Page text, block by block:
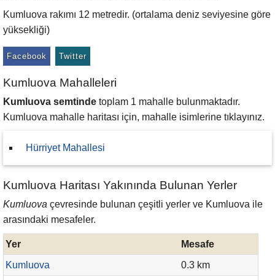
Kumluova rakımı 12 metredir. (ortalama deniz seviyesine göre
yüksekliği)
Facebook Twitter
Kumluova Mahalleleri
Kumluova semtinde toplam 1 mahalle bulunmaktadır.
Kumluova mahalle haritası için, mahalle isimlerine tıklayınız.
Hürriyet Mahallesi
Kumluova Haritası Yakınında Bulunan Yerler
Kumluova çevresinde bulunan çeşitli yerler ve Kumluova ile
arasındaki mesafeler.
Yer
Mesafe
Kumluova
0.3 km